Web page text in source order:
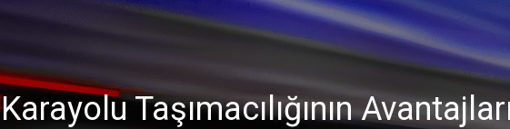
Karayolu Taşımacılığının